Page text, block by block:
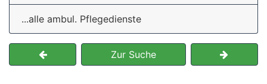
...alle ambul. Pflegedienste
Zur Suche